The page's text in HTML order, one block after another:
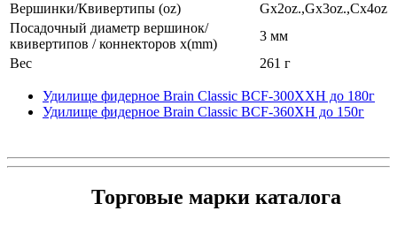
Вершинки/Квивертипы (oz)
Gх2oz.,Gх3oz.,Cх4oz
Посадочный диаметр вершинок/
квивертипов / коннекторов x(mm)
3 мм
Вес
261 г
Удилище фидерное Brain Classic BCF-300XXH до 180г
Удилище фидерное Brain Classic BCF-360XH до 150г
Торговые марки каталога